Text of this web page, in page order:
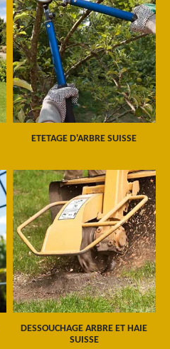
ETETAGE D'ARBRE SUISSE
DESSOUCHAGE ARBRE ET HAIE
SUISSE